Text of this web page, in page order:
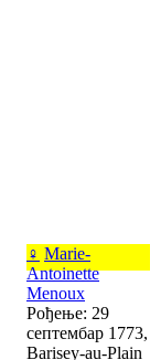
♀ Marie-
Antoinette
Menoux
Рођење: 29
септембар 1773,
Barisey-au-Plain